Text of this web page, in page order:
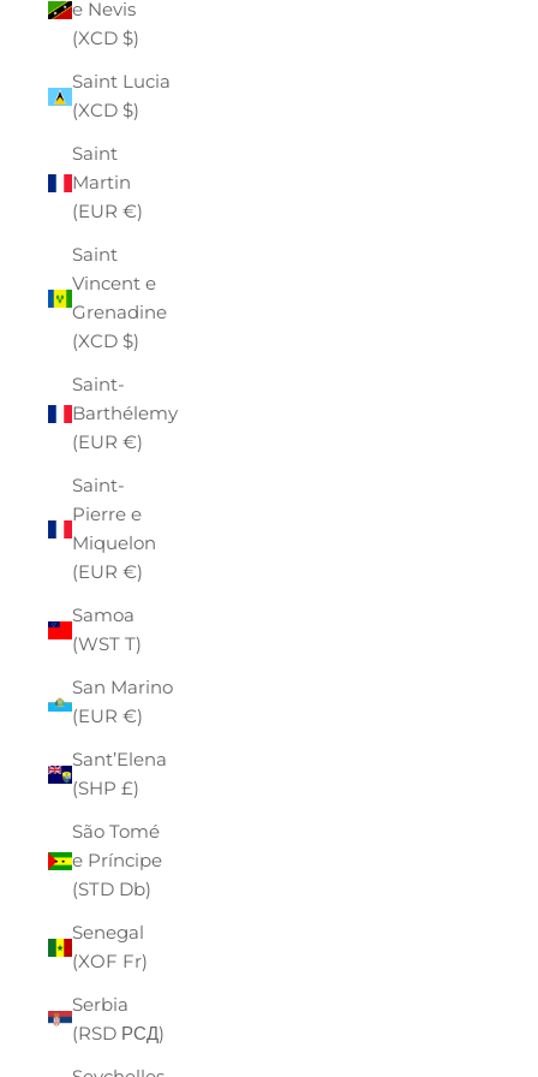
e Nevis
(XCD $)
Saint Lucia
(XCD $)
Saint
Martin
(EUR €)
Saint
Vincent e
Grenadine
(XCD $)
Saint-
Barthélemy
(EUR €)
Saint-
Pierre e
Miquelon
(EUR €)
Samoa
(WST T)
San Marino
(EUR €)
Sant’Elena
(SHP £)
São Tomé
e Príncipe
(STD Db)
Senegal
(XOF Fr)
Serbia
(RSD РСД)